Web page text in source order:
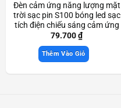
Đèn cảm ứng năng lượng mặt
trời sạc pin S100 bóng led sạc
tích điện chiếu sáng cảm ứng
thông minh Scd3530
79.700₫
Thêm Vào Giỏ